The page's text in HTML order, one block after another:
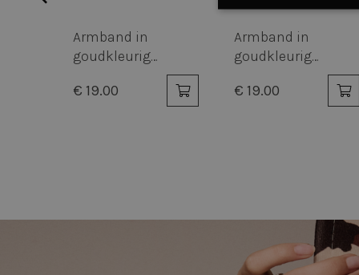
Armband in
goudkleurig
edelstaal, ovale
schakels
€ 19.00
Armband in
goudkleurig
ovale schakels
€ 19.00
Strikt
_tt_enable_cookie
cfid